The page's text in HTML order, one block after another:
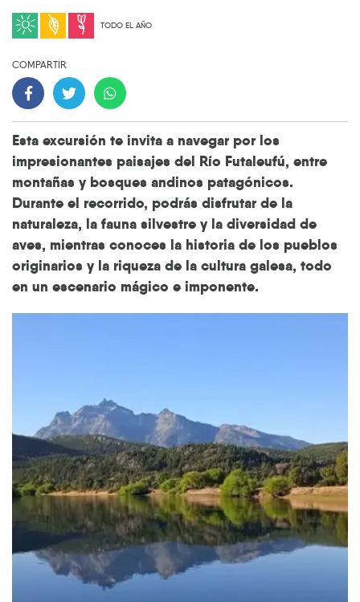
TODO EL AÑO
COMPARTIR
Esta excursión te invita a navegar por los
impresionantes paisajes del Río Futaleufú, entre
montañas y bosques andinos patagónicos.
Durante el recorrido, podrás disfrutar de la
naturaleza, la fauna silvestre y la diversidad de
aves, mientras conoces la historia de los pueblos
originarios y la riqueza de la cultura galesa, todo
en un escenario mágico e imponente.